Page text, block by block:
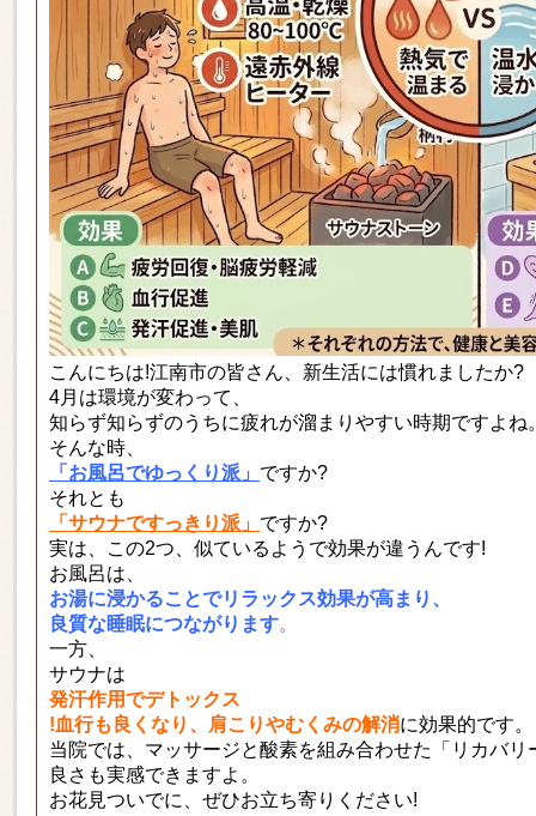
こんにちは!江南市の皆さん、新生活には慣れましたか?
4月は環境が変わって、
知らず知らずのうちに疲れが溜まりやすい時期ですよね
そんな時、
「お風呂でゆっくり派」 ですか?
それとも
「サウナですっきり派」 ですか?
実は、この2つ、似ているようで効果が違うんです!
お風呂は、
お湯に浸かることでリラックス効果が高まり、
良質な睡眠につながります。
一方、
サウナは
発汗作用でデトックス
!血行も良くなり、肩こりやむくみの解消に効果的です。
当院では、マッサージと酸素を組み合わせた「リカバ
良さも実感できますよ。
お花見ついでに、ぜひお立ち寄りください!